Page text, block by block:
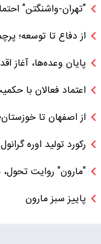
"تهران-واشنگتن"
از دفاع تا توسعه؛
پایان وعده‌ها، آغاز
اعتماد فعالان با
از اصفهان تا
رکورد تولید اوره
"مارون" روایت
پاییز سبز مارون